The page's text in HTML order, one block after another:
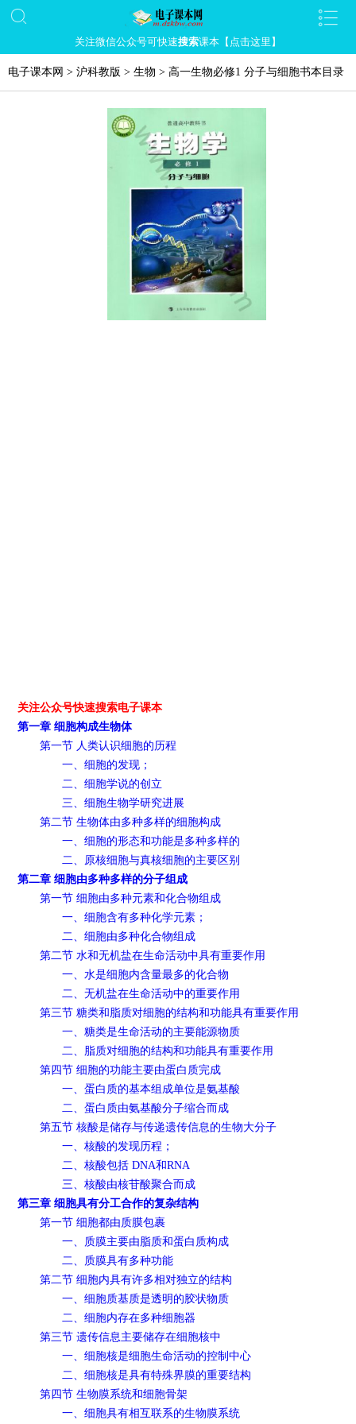
关注微信公众号可快速搜索课本【点击这里】
电子课本网 > 沪科教版 > 生物 > 高一生物必修1 分子与细胞书本目录
关注公众号快速搜索电子课本
第一章 细胞构成生物体
第一节 人类认识细胞的历程
一、细胞的发现；
二、细胞学说的创立
三、细胞生物学研究进展
第二节 生物体由多种多样的细胞构成
一、细胞的形态和功能是多种多样的
二、原核细胞与真核细胞的主要区别
第二章 细胞由多种多样的分子组成
第一节 细胞由多种元素和化合物组成
一、细胞含有多种化学元素；
二、细胞由多种化合物组成
第二节 水和无机盐在生命活动中具有重要作用
一、水是细胞内含量最多的化合物
二、无机盐在生命活动中的重要作用
第三节 糖类和脂质对细胞的结构和功能具有重要作用
一、糖类是生命活动的主要能源物质
二、脂质对细胞的结构和功能具有重要作用
第四节 细胞的功能主要由蛋白质完成
一、蛋白质的基本组成单位是氨基酸
二、蛋白质由氨基酸分子缩合而成
第五节 核酸是储存与传递遗传信息的生物大分子
一、核酸的发现历程；
二、核酸包括 DNA和RNA
三、核酸由核苷酸聚合而成
第三章 细胞具有分工合作的复杂结构
第一节 细胞都由质膜包裹
一、质膜主要由脂质和蛋白质构成
二、质膜具有多种功能
第二节 细胞内具有许多相对独立的结构
一、细胞质基质是透明的胶状物质
二、细胞内存在多种细胞器
第三节 遗传信息主要储存在细胞核中
一、细胞核是细胞生命活动的控制中心
二、细胞核是具有特殊界膜的重要结构
第四节 生物膜系统和细胞骨架
一、细胞具有相互联系的生物膜系统